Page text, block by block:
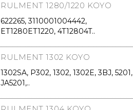
RULMENT 1280/1220 KOYO
622265, 3110001004442,
ET1280ET1220, 4T12804T..
RULMENT 1302 KOYO
1302SA, P302, 1302, 1302E, 3BJ, 5201,
JA5201,..